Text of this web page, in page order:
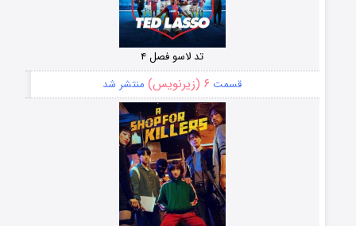
تد لاسو فصل ۴
قسمت ۶ (زیرنویس) منتشر شد